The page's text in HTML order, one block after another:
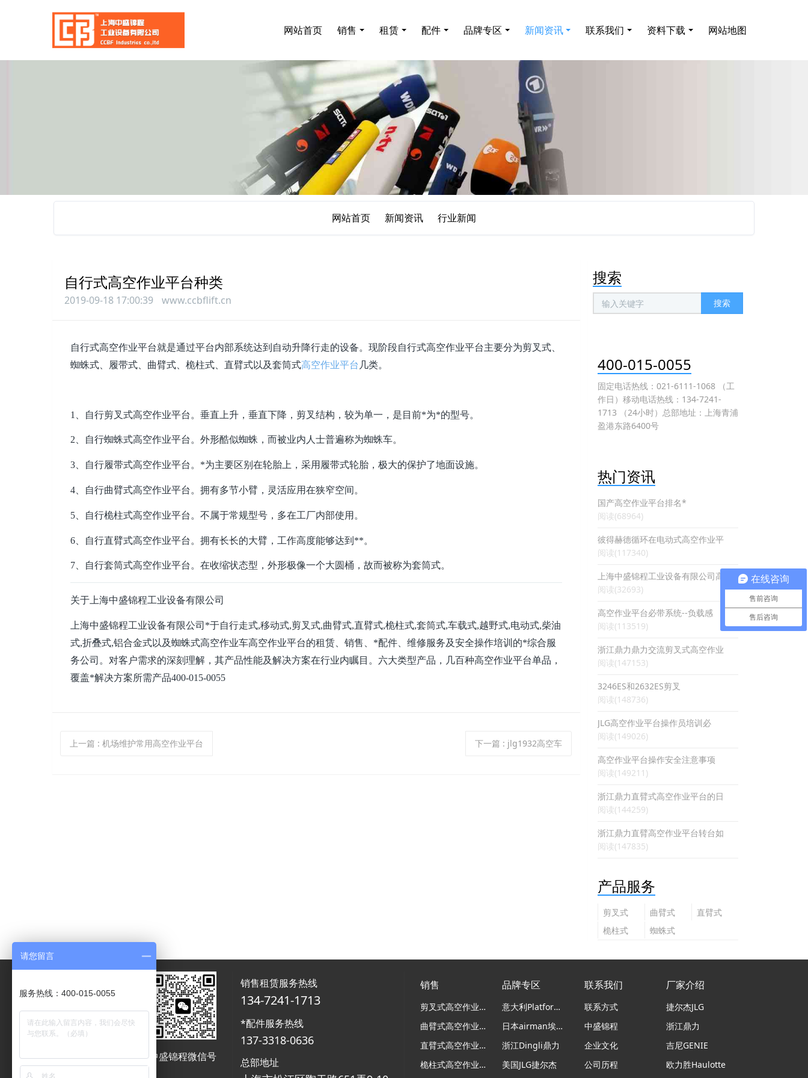
网站首页 销售 租赁 配件 品牌专区 新闻资讯 联系我们 资料下载 网站地图
网站首页 新闻资讯 行业新闻
自行式高空作业平台种类
2019-09-18 17:00:39 www.ccbflift.cn
自行式高空作业平台就是通过平台内部系统达到自动升降行走的设备。现阶段自行式高空作业平台主要分为剪叉式、
蜘蛛式、履带式、曲臂式、桅柱式、直臂式以及套筒式高空作业平台 几类。
1、自行剪叉式高空作业平台。垂直上升，垂直下降，剪叉结构，较为单一，是目前*为*的型号。
2、自行蜘蛛式高空作业平台。外形酷似蜘蛛，而被业内人士普遍称为蜘蛛车。
3、自行履带式高空作业平台。*为主要区别在轮胎上，采用履带式轮胎，极大的保护了地面设施。
4、自行曲臂式高空作业平台。拥有多节小臂，灵活应用在狭窄空间。
5、自行桅柱式高空作业平台。不属于常规型号，多在工厂内部使用。
6、自行直臂式高空作业平台。拥有长长的大臂，工作高度能够达到**。
7、自行套筒式高空作业平台。在收缩状态型，外形极像一个大圆桶，故而被称为套筒式。
关于上海中盛锦程工业设备有限公司
上海中盛锦程工业设备有限公司*于自行走式,移动式,剪叉式,曲臂式,直臂式,桅柱式,套筒式,车载式,越野式,电动式,柴油
式,折叠式,铝合金式以及蜘蛛式高空作业车高空作业平台的租赁、销售、*配件、维修服务及安全操作培训的*综合服
务公司。对客户需求的深刻理解，其产品性能及解决方案在行业内瞩目。六大类型产品，几百种高空作业平台单品，
覆盖*解决方案所需产品400-015-0055
上一篇 : 机场维护常用高空作业平台 下一篇 : jlg1932高空车
搜索
搜索
400-015-0055
固定电话热线：021-6111-1068 （工
作日）移动电话热线：134-7241-
1713 （24小时）总部地址：上海青浦
盈港东路6400号
热门资讯
国产高空作业平台排名*
阅读(68964)
彼得赫德循环在电动式高空作业平
阅读(117340)
上海中盛锦程工业设备有限公司高
阅读(32693)
高空作业平台必带系统--负载感
阅读(113519)
浙江鼎力鼎力交流剪叉式高空作业
阅读(147153)
3246ES和2632ES剪叉
阅读(148736)
JLG高空作业平台操作员培训必
阅读(149026)
高空作业平台操作安全注意事项
阅读(149211)
浙江鼎力直臂式高空作业平台的日
阅读(144259)
浙江鼎力直臂高空作业平台转台如
阅读(147835)
产品服务
剪叉式
高空作
业平台
曲臂式
高空作
业平台
直臂式
桅柱式
业平台
蜘蛛式
业平台
中盛锦程微信号 中盛锦程微信号
销售租赁服务热线
134-7241-1713
*配件服务热线
137-3318-0636
总部地址
销售
剪叉式高空作业平台
曲臂式高空作业平台
直臂式高空作业平台
桅柱式高空作业平台
品牌专区
意大利Platform Basket蜘蛛车
日本airman埃尔曼
浙江Dingli鼎力
美国JLG捷尔杰
联系我们
联系方式
中盛锦程
企业文化
公司历程
厂家介绍
捷尔杰JLG
浙江鼎力
吉尼GENIE
欧力胜Haulotte
在线咨询
售前咨询
售后咨询
请您留言
服务热线：400-015-0055